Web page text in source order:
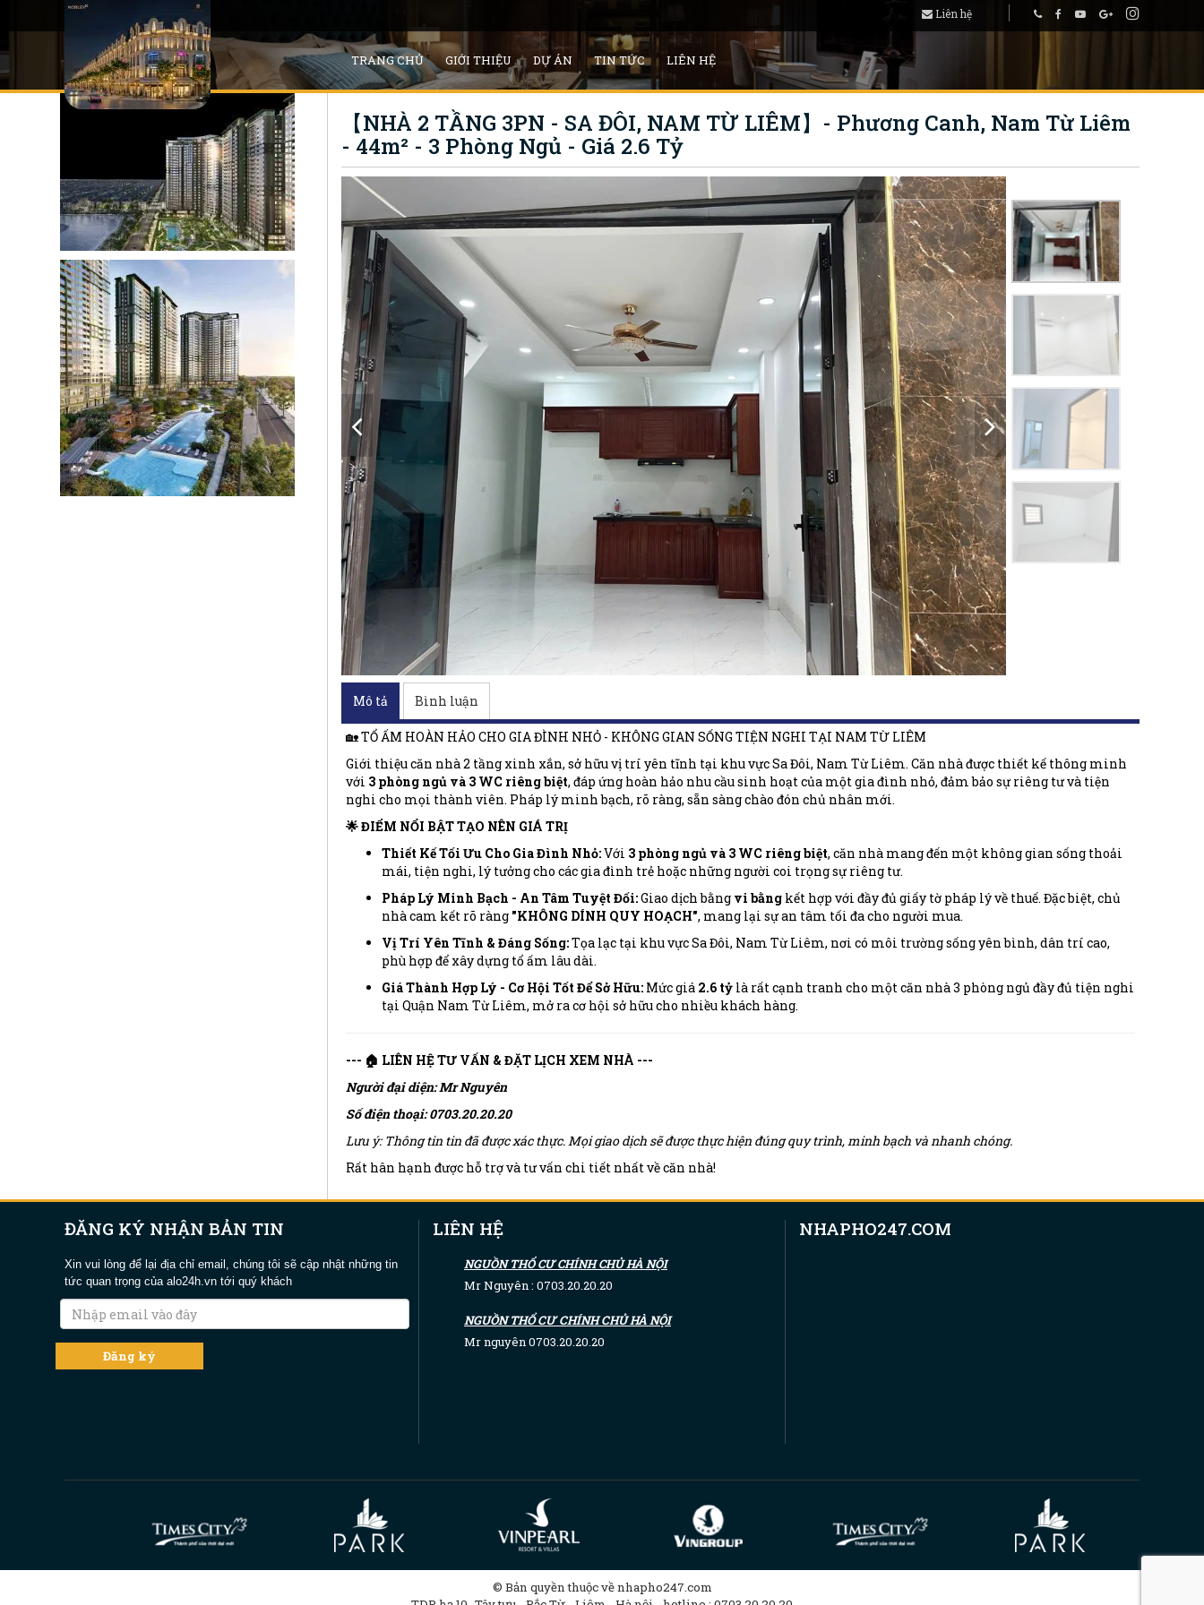
Liên hệ
TRANG CHỦ GIỚI THIỆU DỰ ÁN TIN TỨC LIÊN HỆ
【NHÀ 2 TẦNG 3PN - SA ĐÔI, NAM TỪ LIÊM】- Phương Canh, Nam Từ Liêm
- 44m² - 3 Phòng Ngủ - Giá 2.6 Tỷ
Mô tả Bình luận
🏡 TỔ ẤM HOÀN HẢO CHO GIA ĐÌNH NHỎ - KHÔNG GIAN SỐNG TIỆN NGHI TẠI NAM TỪ LIÊM
Giới thiệu căn nhà 2 tầng xinh xắn, sở hữu vị trí yên tĩnh tại khu vực Sa Đôi, Nam Từ Liêm. Căn nhà được thiết kế thông minh
với 3 phòng ngủ và 3 WC riêng biệt, đáp ứng hoàn hảo nhu cầu sinh hoạt của một gia đình nhỏ, đảm bảo sự riêng tư và tiện
nghi cho mọi thành viên. Pháp lý minh bạch, rõ ràng, sẵn sàng chào đón chủ nhân mới.
🌟 ĐIỂM NỔI BẬT TẠO NÊN GIÁ TRỊ
Thiết Kế Tối Ưu Cho Gia Đình Nhỏ:Với 3 phòng ngủ và 3 WC riêng biệt, căn nhà mang đến một không gian sống thoải
mái, tiện nghi, lý tưởng cho các gia đình trẻ hoặc những người coi trọng sự riêng tư.
Pháp Lý Minh Bạch - An Tâm Tuyệt Đối:Giao dịch bằng vi bằngkết hợp với đầy đủ giấy tờ pháp lý về thuế. Đặc biệt, chủ
nhà cam kết rõ ràng "KHÔNG DÍNH QUY HOẠCH", mang lại sự an tâm tối đa cho người mua.
Vị Trí Yên Tĩnh & Đáng Sống:Tọa lạc tại khu vực Sa Đôi, Nam Từ Liêm, nơi có môi trường sống yên bình, dân trí cao,
phù hợp để xây dựng tổ ấm lâu dài.
Giá Thành Hợp Lý - Cơ Hội Tốt Để Sở Hữu:Mức giá 2.6 tỷlà rất cạnh tranh cho một căn nhà 3 phòng ngủ đầy đủ tiện nghi
tại Quận Nam Từ Liêm, mở ra cơ hội sở hữu cho nhiều khách hàng.
--- 🏠 LIÊN HỆ TƯ VẤN & ĐẶT LỊCH XEM NHÀ ---
Người đại diện: Mr Nguyên
Số điện thoại: 0703.20.20.20
Lưu ý: Thông tin tin đã được xác thực. Mọi giao dịch sẽ được thực hiện đúng quy trình, minh bạch và nhanh chóng.
Rất hân hạnh được hỗ trợ và tư vấn chi tiết nhất về căn nhà!
ĐĂNG KÝ NHẬN BẢN TIN
Xin vui lòng để lại địa chỉ email, chúng tôi sẽ cập nhật những tin
tức quan trọng của alo24h.vn tới quý khách
LIÊN HỆ
NGUỒN THỔ CƯ CHÍNH CHỦ HÀ NỘI
Mr Nguyên : 0703.20.20.20
NGUỒN THỔ CƯ CHÍNH CHỦ HÀ NỘI
Mr nguyên 0703.20.20.20
NHAPHO247.COM
© Bản quyền thuộc về nhapho247.com